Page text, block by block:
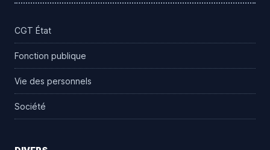
CGT État
Fonction publique
Vie des personnels
Société